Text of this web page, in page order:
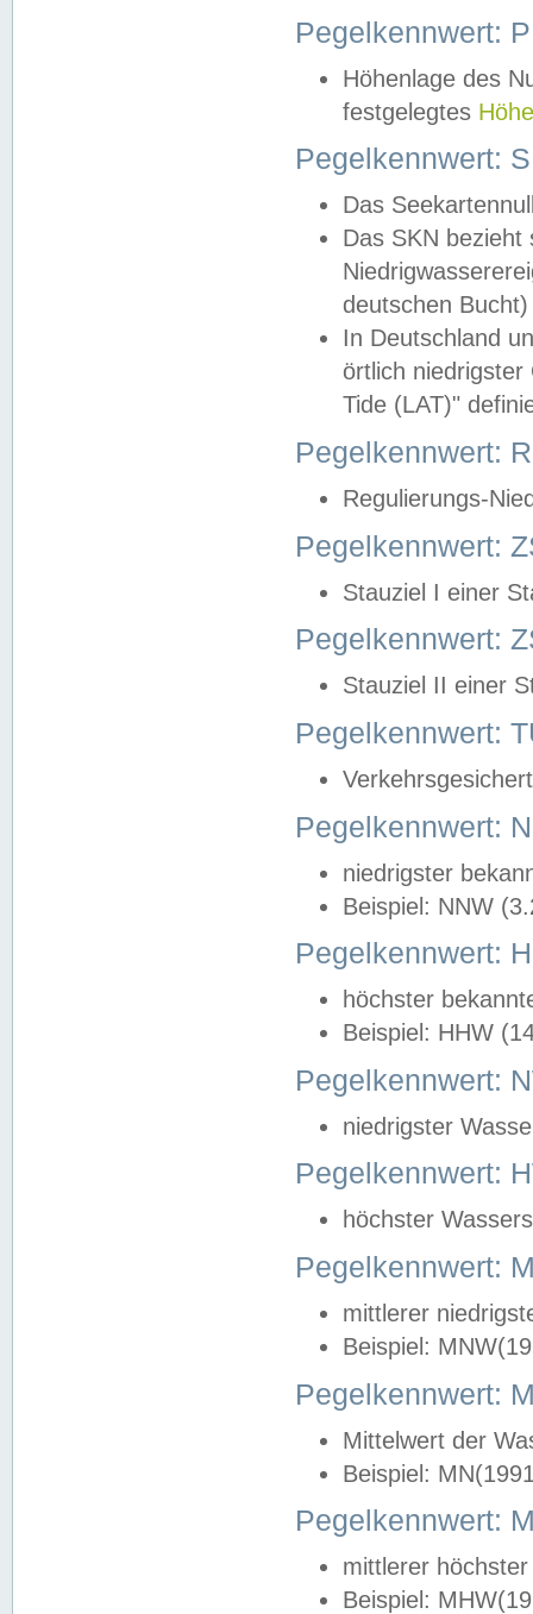
Pegelkennwert:
Höhenlage des
festgelegtes
Pegelkennwert:
Das
Das SKN
deutschen
In Deutschland
örtlich
Tide (LAT)"
Pegelkennwert:
Regulierungs-
Pegelkennwert:
Stauziel I einer
Pegelkennwert:
Stauziel II einer
Pegelkennwert:
Pegelkennwert:
niedrigster
Beispiel: NNW
Pegelkennwert:
höchster
Beispiel: HHW
Pegelkennwert:
niedrigster
Pegelkennwert:
höchster
Pegelkennwert:
mittlerer
Beispiel:
Pegelkennwert:
Mittelwert der
Beispiel:
Pegelkennwert:
mittlerer
Beispiel: